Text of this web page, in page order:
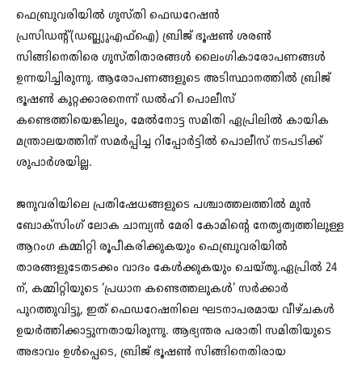
ഫെബ്രുവരിയില്‍ ഗുസ്തി ഫെഡറേഷന്‍
പ്രസിഡന്റ്(ഡബ്ല്യുഎഫ്ഐ) ബ്രിജ് ഭൂഷണ്‍ ശരണ്‍
സിങ്ങിനെതിരെ ഗുസ്തിതാരങ്ങള്‍ ലൈംഗികാരോപണങ്ങള്‍
ഉന്നയിച്ചിരുന്നു. ആരോപണങ്ങളുടെ അടിസ്ഥാനത്തില്‍ ബ്രിജ്
ഭൂഷണ്‍ കുറ്റക്കാരനെന്ന് ഡല്‍ഹി പൊലീസ്
കണ്ടെത്തിയെങ്കിലും, മേല്‍നോട്ട സമിതി ഏപ്രിലില്‍ കായിക
മന്ത്രാലയത്തിന് സമര്‍പ്പിച്ച റിപ്പോര്‍ട്ടില്‍ പൊലീസ് നടപടിക്ക്
ശുപാര്‍ശയില്ല.
ജനുവരിയിലെ പ്രതിഷേധങ്ങളുടെ പശ്ചാത്തലത്തില്‍ മുന്‍
ബോക്സിംഗ് ലോക ചാമ്പ്യന്‍ മേരി കോമിന്റെ നേതൃത്വത്തിലുള്ള
ആറംഗ കമ്മിറ്റി രൂപീകരിക്കുകയും ഫെബ്രുവരിയില്‍
താരങ്ങളുടേതടക്കം വാദം കേള്‍ക്കുകയും ചെയ്തു.ഏപ്രില്‍ 24
ന്, കമ്മിറ്റിയുടെ ‘പ്രധാന കണ്ടെത്തലുകള്‍’ സര്‍ക്കാര്‍
പുറത്തുവിട്ടു, ഇത് ഫെഡറേഷനിലെ ഘടനാപരമായ വീഴ്ചകള്‍
ഉയര്‍ത്തിക്കാട്ടുന്നതായിരുന്നു. ആഭ്യന്തര പരാതി സമിതിയുടെ
അഭാവം ഉള്‍പ്പെടെ, ബ്രിജ് ഭൂഷണ്‍ സിങ്ങിനെതിരായ